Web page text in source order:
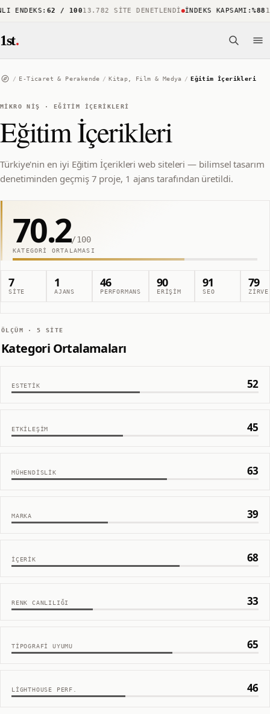
ENDEKS:62 / 10013.782 SITE DENETLENDI İNDEKS KAPSAMI:%88
1st.
/ E-Ticaret & Perakende / Kitap, Film & Medya / Eğitim İçerikleri
MIKRO NIŞ · EĞITIM İÇERIKLERI
Eğitim İçerikleri
Türkiye'nin en iyi Eğitim İçerikleri web siteleri — bilimsel tasarım
denetiminden geçmiş 7 proje, 1 ajans tarafından üretildi.
70.2/100
KATEGORI ORTALAMASI
7
SITE
1
AJANS
46
PERFORMANS
90
ERIŞIM
91
SEO
79
ZIRVE
ÖLÇÜM · 5 SITE
Kategori Ortalamaları
ESTETIK 52
ETKILEŞIM 45
MÜHENDISLIK 63
MARKA 39
İÇERIK 68
RENK CANLILIĞI 33
TIPOGRAFI UYUMU 65
LIGHTHOUSE PERF. 46